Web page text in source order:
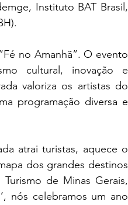
Instituto BAT Brasil,
no Amanhã”. O evento
cultural, inovação e
valoriza os artistas do
programação diversa e
atrai turistas, aquece o
dos grandes destinos
de Minas Gerais,
nós celebramos um ano